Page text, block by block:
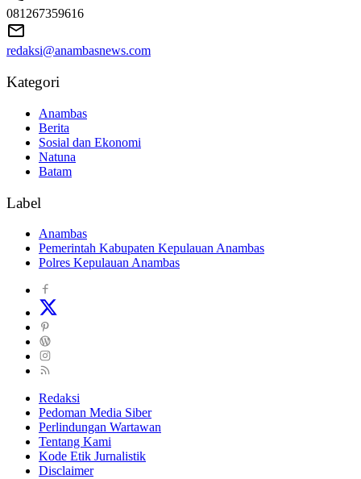
081267359616
redaksi@anambasnews.com
Kategori
Anambas
Berita
Sosial dan Ekonomi
Natuna
Batam
Label
Anambas
Pemerintah Kabupaten Kepulauan Anambas
Polres Kepulauan Anambas
Redaksi
Pedoman Media Siber
Perlindungan Wartawan
Tentang Kami
Kode Etik Jurnalistik
Disclaimer